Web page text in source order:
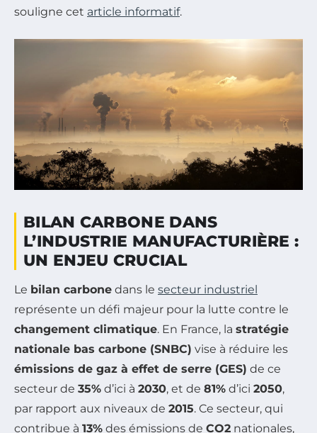
souligne cet article informatif.
BILAN CARBONE DANS
L’INDUSTRIE MANUFACTURIÈRE :
UN ENJEU CRUCIAL
Le bilan carbone dans le secteur industriel
représente un défi majeur pour la lutte contre le
changement climatique. En France, la stratégie
nationale bas carbone (SNBC) vise à réduire les
émissions de gaz à effet de serre (GES) de ce
secteur de 35% d’ici à 2030, et de 81% d’ici 2050,
par rapport aux niveaux de 2015. Ce secteur, qui
contribue à 13% des émissions de CO2 nationales,